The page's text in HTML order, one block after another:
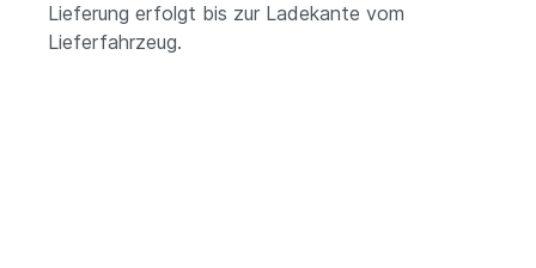
Lieferung erfolgt bis zur Ladekante vom
Lieferfahrzeug.